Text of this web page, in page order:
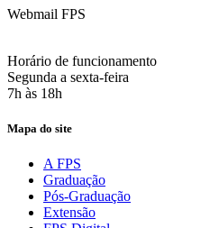
Webmail FPS
Horário de funcionamento
Segunda a sexta-feira
7h às 18h
Mapa do site
A FPS
Graduação
Pós-Graduação
Extensão